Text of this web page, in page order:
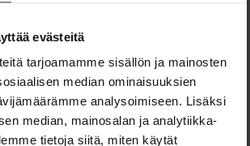
evästeitä
tarjoamamme sisällön ja mainosten
median ominaisuuksien
analysoimiseen. Lisäksi
median, mainosalan ja analytiikka-
tietoja siitä, miten käytät
särö
särö